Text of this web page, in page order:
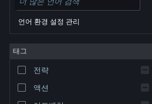
© Valve Corporation. 모든 권리 보유. 모든 상표는 미국
및 기타 국가에서 각각 해당 소유자의 재산입니다.
환불| 쿠키
언어 환경 설정 관리
태그
전략
액션